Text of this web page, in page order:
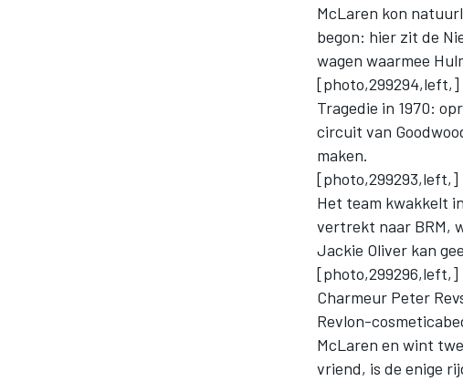
McLaren kon
begon: hier zit de
wagen waarmee
[photo,299294,left,]
Tragedie in 1970:
circuit van
maken.
[photo,299293,left,]
Het team kwakkelt
vertrekt naar BRM,
Jackie Oliver kan
[photo,299296,left,]
Charmeur Peter
Revlon-
McLaren en wint
vriend, is de enige